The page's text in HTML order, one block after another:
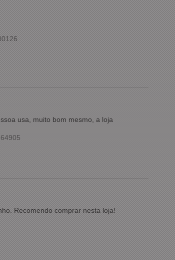
usa, muito bom mesmo, a loja
Recomendo comprar nesta loja!